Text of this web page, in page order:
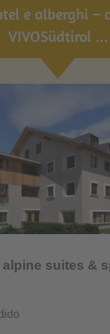
e alberghi –
VIVOSüdtirol ...
alpine suites &